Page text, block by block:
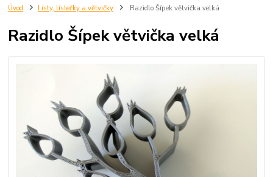
Úvod Listy, lístečky a větvičky Razidlo Šípek větvička velká
Razidlo Šípek větvička velká